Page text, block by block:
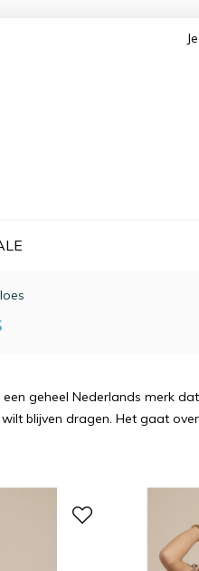
een geheel Nederlands merk
blijven dragen. Het gaat